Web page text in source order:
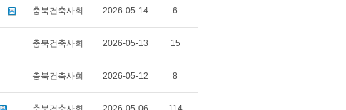
자) 모집 공고 알림 충북건축사회 2026-05-14 6
충북건축사회 2026-05-13 15
충북건축사회 2026-05-12 8